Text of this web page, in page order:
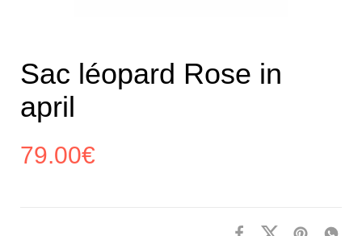
Sac léopard Rose in
april
79.00€